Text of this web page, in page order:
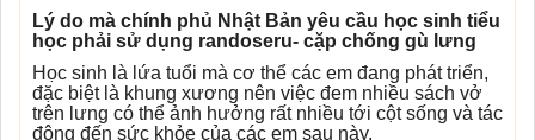
Lý do mà chính phủ Nhật Bản yêu cầu học sinh tiểu
học phải sử dụng randoseru- cặp chống gù lưng
Học sinh là lứa tuổi mà cơ thể các em đang phát triển,
đặc biệt là khung xương nên việc đem nhiều sách vở
trên lưng có thể ảnh hưởng rất nhiều tới cột sống và tác
động đến sức khỏe của các em sau này.